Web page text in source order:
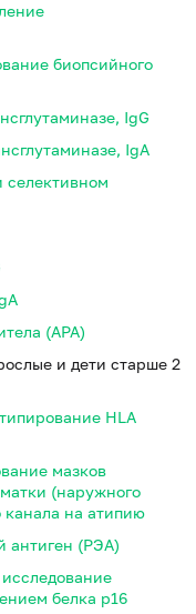
биопсийного
IgG
IgA
(APA)
и дети старше 2
HLA
мазков
(наружного
канала на атипию
антиген (РЭА)
белка р16